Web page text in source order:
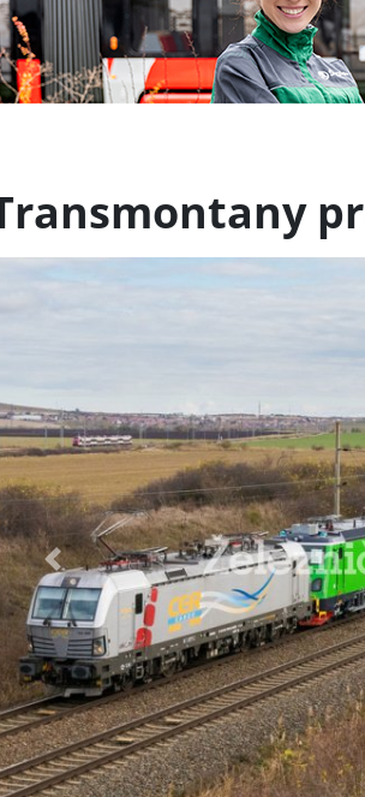
Previous